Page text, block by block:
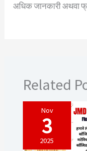
अधिक जानकारी अथवा
Related
Nov
3
2025